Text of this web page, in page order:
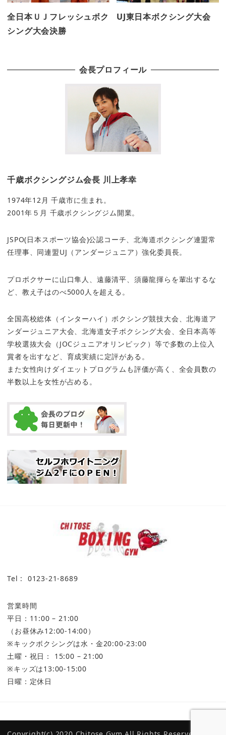
全日本ＵＪフレッシュボク
シング大会決勝
UJ東日本ボクシング大会
会長プロフィール
千歳ボクシングジム会長 川上孝幸
1974年12月 千歳市に生まれ。
2001年５月 千歳ボクシングジム開業。
JSPO(日本スポーツ協会)公認コーチ、北海道ボクシング連盟常
任理事、同連盟UJ（アンダージュニア）強化委員長。
プロボクサーに山口隼人、遠藤清平、須藤龍揮らを輩出するな
ど、教え子はのべ5000人を超える。
全国高校総体（インターハイ）ボクシング競技大会、北海道ア
ンダージュニア大会、北海道女子ボクシング大会、全日本高等
学校選抜大会（JOCジュニアオリンピック）等で多数の上位入
賞者を出すなど、育成実績に定評がある。
また女性向けダイエットプログラムも評価が高く、全会員数の
半数以上を女性が占める。
Tel : 0123-21-8689
営業時間
平日：11:00 – 21:00
（お昼休み12:00-14:00）
※キックボクシングは水・金20:00-23:00
土曜・祝日： 15:00 – 21:00
※キッズは13:00-15:00
日曜：定休日
CKBC（千歳キックボクシング クラブ） マス・ボ